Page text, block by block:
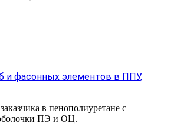
и фасонных элементов в ППУ,
в пенополиуретане с
ПЭ и ОЦ.